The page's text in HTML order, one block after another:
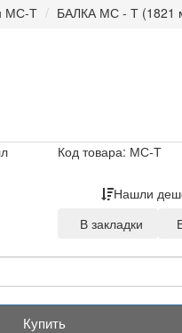
МС-Т БАЛКА МС - Т (1821
Код товара: МС-Т
Нашли
В закладки
Купить